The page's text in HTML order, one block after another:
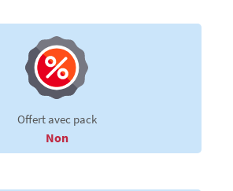
Offert avec pack
Non